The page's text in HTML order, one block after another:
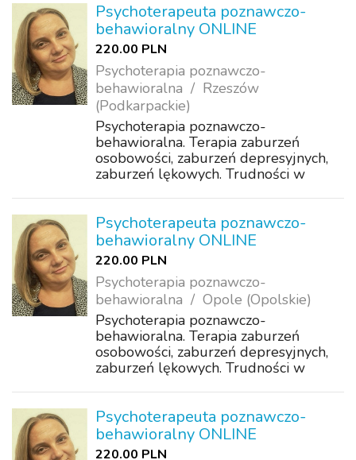
koncentracją, motywacją. Wsparcie w
samorozwoju.
Psychoterapeuta poznawczo-
behawioralny ONLINE
220.00 PLN
Psychoterapia poznawczo-
behawioralna
Rzeszów
(Podkarpackie)
Psychoterapia poznawczo-
behawioralna. Terapia zaburzeń
osobowości, zaburzeń depresyjnych,
zaburzeń lękowych. Trudności w
koncentracją, motywacją. Wsparcie w
samorozwoju.
Psychoterapeuta poznawczo-
behawioralny ONLINE
220.00 PLN
Psychoterapia poznawczo-
behawioralna
Opole (Opolskie)
Psychoterapia poznawczo-
behawioralna. Terapia zaburzeń
osobowości, zaburzeń depresyjnych,
zaburzeń lękowych. Trudności w
koncentracją, motywacją. Wsparcie w
samorozwoju.
Psychoterapeuta poznawczo-
behawioralny ONLINE
220.00 PLN